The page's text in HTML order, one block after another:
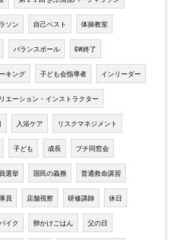
ソン 自己ベスト 体操教室
バランスボール GW終了
キング 子ども会指導者 インリーダー
エーション・インストラクター
入浴ケア リスクマネジメント
子ども 成長 プチ同窓会
選挙 国民の義務 普通救命講習
員 店舗視察 研修講師 休日
イク 卵かけごはん 父の日